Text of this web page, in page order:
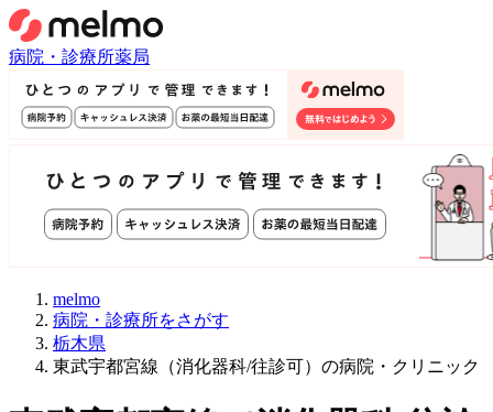
病院・診療所薬局
melmo
病院・診療所をさがす
栃木県
東武宇都宮線（消化器科/往診可）の病院・クリニック